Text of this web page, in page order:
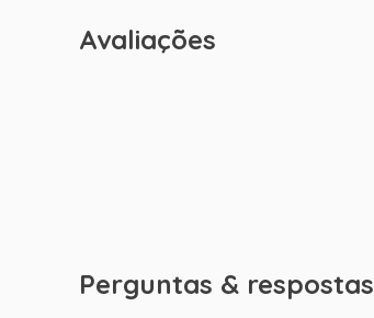
Avaliações
Perguntas & respostas